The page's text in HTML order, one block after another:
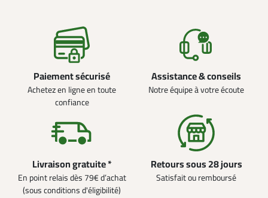
Paiement sécurisé
Achetez en ligne en toute
confiance
Assistance & conseils
Notre équipe à votre écoute
Livraison gratuite *
En point relais dès 79€ d’achat
(sous conditions d'éligibilité)
Retours sous 28 jours
Satisfait ou remboursé